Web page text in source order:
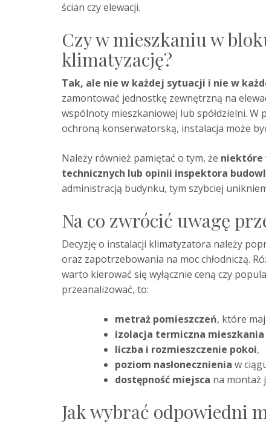
ścian czy elewacji.
Czy w mieszkaniu w
klimatyzację?
Tak, ale nie w każdej sytuacji i nie w
zamontować jednostkę zewnętrzną na
wspólnoty mieszkaniowej lub spółdzielni.
ochroną konserwatorską, instalacja może
Należy również pamiętać o tym, że niektóre
technicznych lub opinii inspektora
administracją budynku, tym szybciej
Na co zwrócić uwagę
Decyzję o instalacji klimatyzatora należy
oraz zapotrzebowania na moc chłodniczą.
warto kierować się wyłącznie ceną czy
przeanalizować, to:
metraż pomieszczeń, które
izolacja termiczna mieszkania
liczba i rozmieszczenie pokoi,
poziom nasłonecznienia w
dostępność miejsca na montaż
Jak wybrać odpowiedni